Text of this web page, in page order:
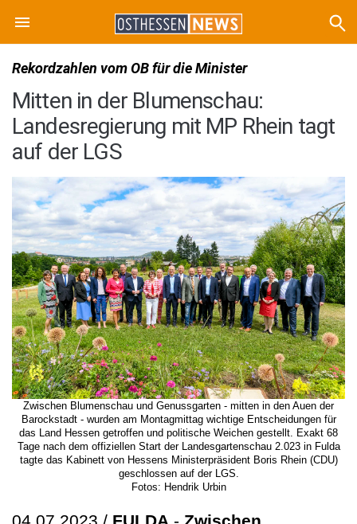
Rekordzahlen vom OB für die Minister
Mitten in der Blumenschau:
Landesregierung mit MP Rhein tagt
auf der LGS
Zwischen Blumenschau und Genussgarten - mitten in den Auen der
Barockstadt - wurden am Montagmittag wichtige Entscheidungen für
das Land Hessen getroffen und politische Weichen gestellt. Exakt 68
Tage nach dem offiziellen Start der Landesgartenschau 2.023 in Fulda
tagte das Kabinett von Hessens Ministerpräsident Boris Rhein (CDU)
geschlossen auf der LGS.
Fotos: Hendrik Urbin
04.07.2023 / FULDA - Zwischen